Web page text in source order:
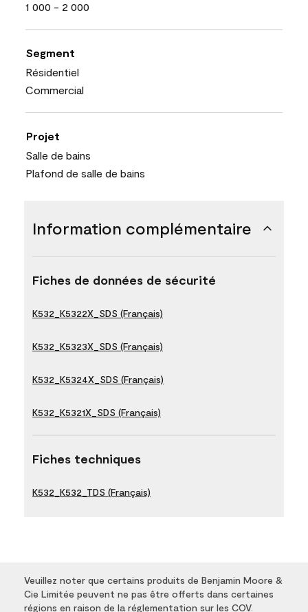
1 000 - 2 000
Segment
Résidentiel
Commercial
Projet
Salle de bains
Plafond de salle de bains
Information complémentaire
Fiches de données de sécurité
K532_K5322X_SDS (Français)
K532_K5323X_SDS (Français)
K532_K5324X_SDS (Français)
K532_K5321X_SDS (Français)
Fiches techniques
K532_K532_TDS (Français)
Veuillez noter que certains produits de Benjamin Moore &
Cie Limitée peuvent ne pas être offerts dans certaines
régions en raison de la réglementation sur les COV.